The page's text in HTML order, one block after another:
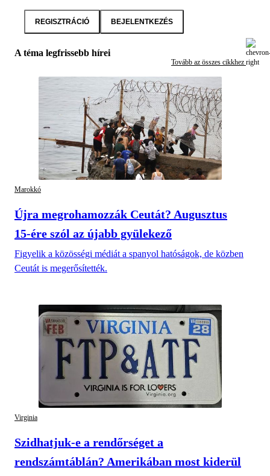
REGISZTRÁCIÓ BEJELENTKEZÉS
A téma legfrissebb hírei
Tovább az összes cikkhez
Marokkó
Újra megrohamozzák Ceutát? Augusztus
15-ére szól az újabb gyülekező
Figyelik a közösségi médiát a spanyol hatóságok, de közben
Ceutát is megerősítették.
Virginia
Szidhatjuk-e a rendőrséget a
rendszámtáblán? Amerikában most kiderül